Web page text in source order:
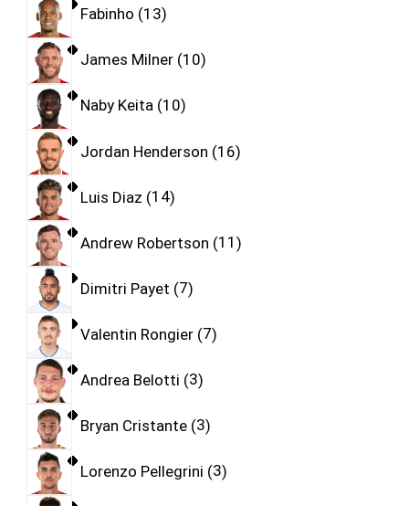
Fabinho 13
James Milner 10
Naby Keita 10
Jordan Henderson 16
Luis Diaz 14
Andrew Robertson 11
Dimitri Payet 7
Valentin Rongier 7
Andrea Belotti 3
Bryan Cristante 3
Lorenzo Pellegrini 3